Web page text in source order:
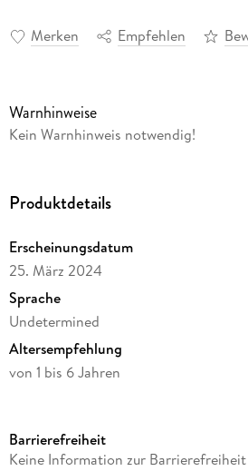
Merken Empfehlen
Warnhinweise
Kein Warnhinweis notwendig!
Produktdetails
Erscheinungsdatum
25. März 2024
Sprache
Undetermined
Altersempfehlung
von 1 bis 6 Jahren
Produktart
Barrierefreiheit
Keine Information zur